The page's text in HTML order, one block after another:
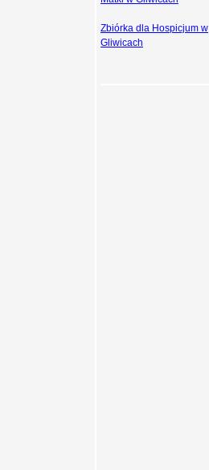
Zbiórka dla Hospicjum w
Gliwicach